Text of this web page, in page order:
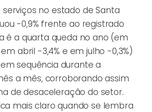
no estado de Santa
-0,9% frente ao registrado
é a quarta queda no ano (em
em abril -3,4% e em julho -0,3%)
sequência durante a
a mês, corroborando assim
de desaceleração do setor.
mais claro quando se lembra